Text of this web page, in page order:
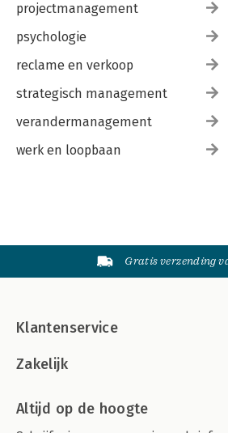
projectmanagement
psychologie
reclame en verkoop
strategisch management
verandermanagement
werk en loopbaan
Gratis verzending
Klantenservice
Zakelijk
Altijd op de hoogte